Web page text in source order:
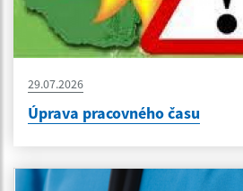
29.07.2026
Úprava pracovného času